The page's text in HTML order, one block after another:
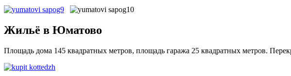
Жильё в Юматово
Площадь дома 145 квадратных метров, площадь гаража 25 квадратных метров.